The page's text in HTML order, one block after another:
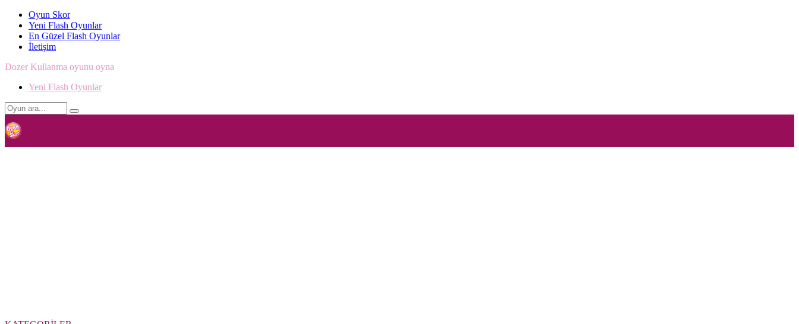
Oyun Skor
Yeni Flash Oyunlar
En Güzel Flash Oyunlar
İletişim
Dozer Kullanma oyunu oyna
Yeni Flash Oyunlar